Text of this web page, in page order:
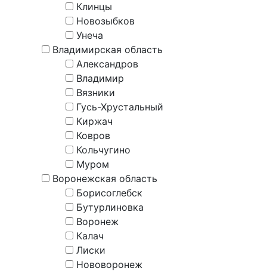
Клинцы
Новозыбков
Унеча
Владимирская область
Александров
Владимир
Вязники
Гусь-Хрустальный
Киржач
Ковров
Кольчугино
Муром
Воронежская область
Борисоглебск
Бутурлиновка
Воронеж
Калач
Лиски
Нововоронеж